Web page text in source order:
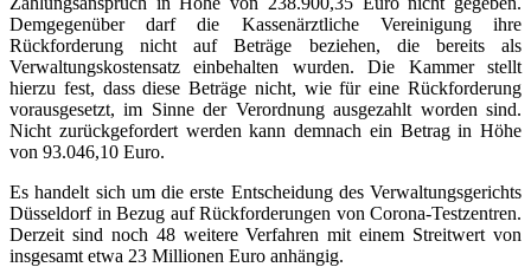
Demgegenüber darf die Kassenärztliche Vereinigung ihre
Rückforderung nicht auf Beträge beziehen, die bereits als
Verwaltungskostensatz einbehalten wurden. Die Kammer stellt
hierzu fest, dass diese Beträge nicht, wie für eine Rückforderung
vorausgesetzt, im Sinne der Verordnung ausgezahlt worden sind.
Nicht zurückgefordert werden kann demnach ein Betrag in Höhe
von 93.046,10 Euro.
Es handelt sich um die erste Entscheidung des Verwaltungsgerichts
Düsseldorf in Bezug auf Rückforderungen von Corona-Testzentren.
Derzeit sind noch 48 weitere Verfahren mit einem Streitwert von
insgesamt etwa 23 Millionen Euro anhängig.